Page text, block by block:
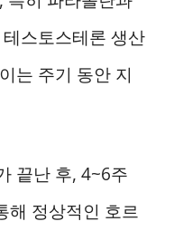
스토스테론 생산
는 주기 동안 지
끝난 후, 4~6주
해 정상적인 호르